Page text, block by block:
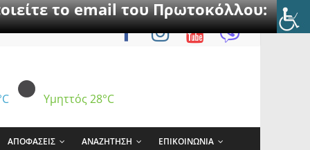
το email του Πρωτοκόλλου:
Υμηττός 28°C
ΑΠΟΦΑΣΕΙΣ ΑΝΑΖΗΤΗΣΗ ΕΠΙΚΟΙΝΩΝΙΑ